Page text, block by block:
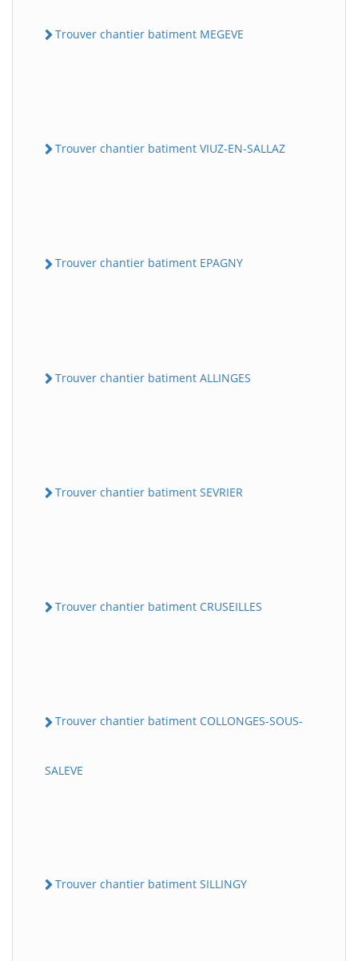
Trouver chantier batiment MEGEVE
Trouver chantier batiment VIUZ-EN-SALLAZ
Trouver chantier batiment EPAGNY
Trouver chantier batiment ALLINGES
Trouver chantier batiment SEVRIER
Trouver chantier batiment CRUSEILLES
Trouver chantier batiment COLLONGES-SOUS-
SALEVE
Trouver chantier batiment SILLINGY